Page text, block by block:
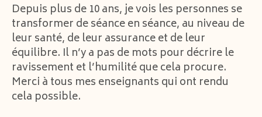
Depuis plus de 10 ans, je vois les personnes se
transformer de séance en séance, au niveau de
leur santé, de leur assurance et de leur
équilibre. Il n’y a pas de mots pour décrire le
ravissement et l’humilité que cela procure.
Merci à tous mes enseignants qui ont rendu
cela possible.